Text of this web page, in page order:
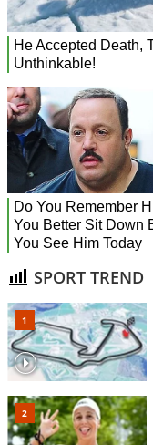
SPORT TREND